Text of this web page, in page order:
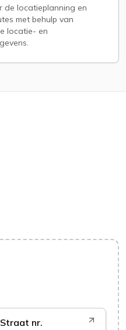
de locatieplanning en
met behulp van
locatie- en
Straat nr.